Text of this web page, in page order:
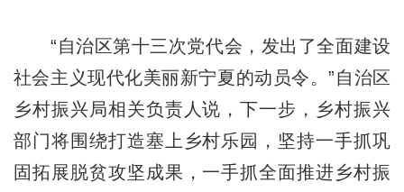
“自治区第十三次党代会，发出了全面建设
社会主义现代化美丽新宁夏的动员令。”自治区
乡村振兴局相关负责人说，下一步，乡村振兴
部门将围绕打造塞上乡村乐园，坚持一手抓巩
固拓展脱贫攻坚成果，一手抓全面推进乡村振